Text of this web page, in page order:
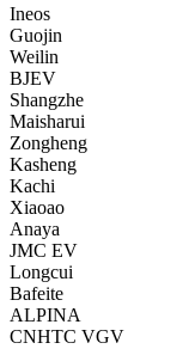
Ineos
Guojin
Weilin
BJEV
Shangzhe
Maisharui
Zongheng
Kasheng
Kachi
Xiaoao
Anaya
JMC EV
Longcui
Bafeite
ALPINA
CNHTC VGV